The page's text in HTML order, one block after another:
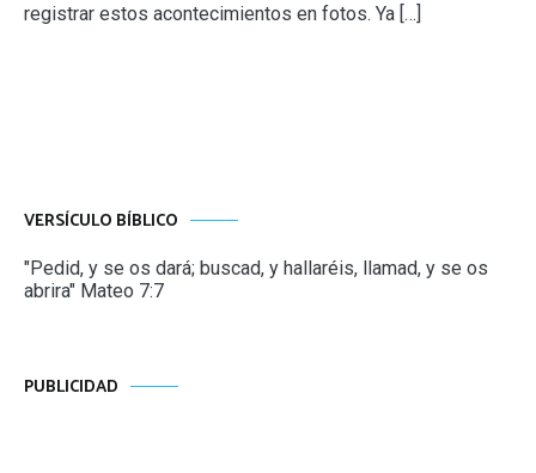
registrar estos acontecimientos en fotos. Ya […]
VERSÍCULO BÍBLICO
"Pedid, y se os dará; buscad, y hallaréis, llamad, y se os
abrira" Mateo 7:7
PUBLICIDAD